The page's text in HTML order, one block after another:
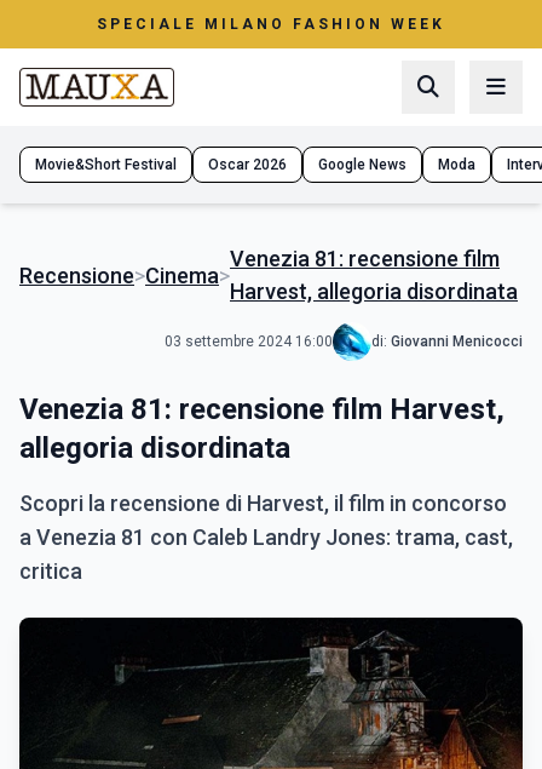
SPECIALE MILANO FASHION WEEK
Movie&Short Festival Oscar 2026 Google News Moda
Recensione>Cinema>
Venezia 81: recensione film
Harvest, allegoria disordinata
03 settembre 2024 16:00 di: Giovanni Menicocci
Venezia 81: recensione film Harvest,
allegoria disordinata
Scopri la recensione di Harvest, il film in concorso
a Venezia 81 con Caleb Landry Jones: trama, cast,
critica